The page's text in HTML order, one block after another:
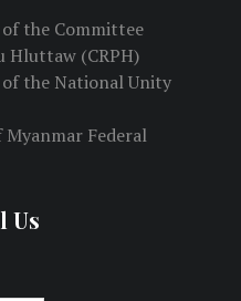
of the Committee
Hluttaw (CRPH)
of the National Unity
Federal
Us